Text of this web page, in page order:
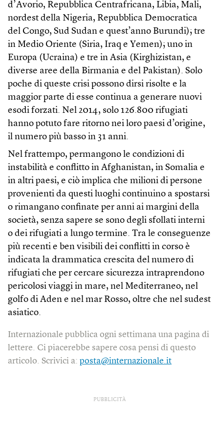
d’Avorio, Repubblica Centrafricana, Libia, Mali,
nordest della Nigeria, Repubblica Democratica
del Congo, Sud Sudan e quest’anno Burundi); tre
in Medio Oriente (Siria, Iraq e Yemen); uno in
Europa (Ucraina) e tre in Asia (Kirghizistan, e
diverse aree della Birmania e del Pakistan). Solo
poche di queste crisi possono dirsi risolte e la
maggior parte di esse continua a generare nuovi
esodi forzati. Nel 2014, solo 126.800 rifugiati
hanno potuto fare ritorno nei loro paesi d’origine,
il numero più basso in 31 anni.
Nel frattempo, permangono le condizioni di
instabilità e conflitto in Afghanistan, in Somalia e
in altri paesi, e ciò implica che milioni di persone
provenienti da questi luoghi continuino a spostarsi
o rimangano confinate per anni ai margini della
società, senza sapere se sono degli sfollati interni
o dei rifugiati a lungo termine. Tra le conseguenze
più recenti e ben visibili dei conflitti in corso è
indicata la drammatica crescita del numero di
rifugiati che per cercare sicurezza intraprendono
pericolosi viaggi in mare, nel Mediterraneo, nel
golfo di Aden e nel mar Rosso, oltre che nel sudest
asiatico.
Internazionale pubblica ogni settimana una pagina di
lettere. Ci piacerebbe sapere cosa pensi di questo
articolo. Scrivici a: posta@internazionale.it
PUBBLICITÀ